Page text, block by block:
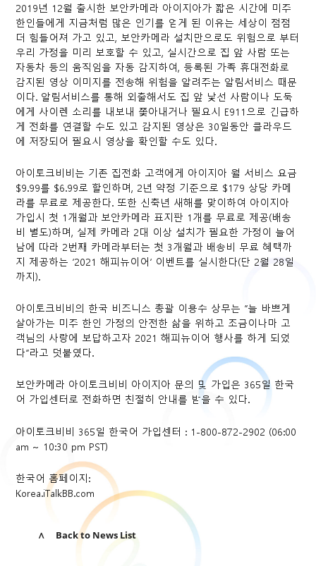
2019년 12월 출시한 보안카메라 아이지아가 짧은 시간에 미주
한인들에게 지금처럼 많은 인기를 얻게 된 이유는 세상이 점점
더 힘들어져 가고 있고, 보안카메라 설치만으로도 위험으로 부터
우리 가정을 미리 보호할 수 있고, 실시간으로 집 앞 사람 또는
자동차 등의 움직임을 자동 감지하여, 등록된 가족 휴대전화로
감지된 영상 이미지를 전송해 위험을 알려주는 알림서비스 때문
이다. 알림서비스를 통해 외출해서도 집 앞 낯선 사람이나 도둑
에게 사이렌 소리를 내보내 쫓아내거나 필요시 E911으로 긴급하
게 전화를 연결할 수도 있고 감지된 영상은 30일동안 클라우드
에 저장되어 필요시 영상을 확인할 수도 있다.
아이토크비비는 기존 집전화 고객에게 아이지아 월 서비스 요금
$9.99를 $6.99로 할인하며, 2년 약정 기준으로 $179 상당 카메
라를 무료로 제공한다. 또한 신축년 새해를 맞이하여 아이지아
가입시 첫 1개월과 보안카메라 표지판 1개를 무료로 제공(배송
비 별도)하며, 실제 카메라 2대 이상 설치가 필요한 가정이 늘어
남에 따라 2번째 카메라부터는 첫 3개월과 배송비 무료 혜택까
지 제공하는 ‘2021 해피뉴이어’ 이벤트를 실시한다(단 2월 28일
까지).
아이토크비비의 한국 비즈니스 총괄 이용수 상무는 “늘 바쁘게
살아가는 미주 한인 가정의 안전한 삶을 위하고 조금이나마 고
객님의 사랑에 보답하고자 2021 해피뉴이어 행사를 하게 되었
다”라고 덧붙였다.
보안카메라 아이토크비비 아이지아 문의 및 가입은 365일 한국
어 가입센터로 전화하면 친절히 안내를 받을 수 있다.
아이토크비비 365일 한국어 가입센터 : 1-800-872-2902 (06:00
am ~ 10:30 pm PST)
한국어 홈페이지:
Korea.iTalkBB.com
∧ Back to News List